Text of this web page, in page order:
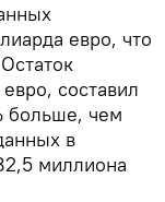
евро, что
составил
больше, чем
в
миллиона